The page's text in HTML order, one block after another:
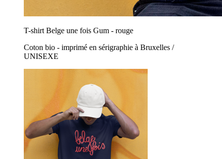
T-shirt Belge une fois Gum - rouge
Coton bio - imprimé en sérigraphie à Bruxelles /
UNISEXE